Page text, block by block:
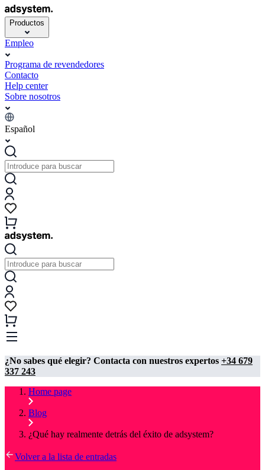
Productos
Empleo
Programa de revendedores
Contacto
Help center
Sobre nosotros
Español
¿No sabes qué elegir? Contacta con nuestros expertos +34 679
337 243
Home page
Blog
¿Qué hay realmente detrás del éxito de adsystem?
Volver a la lista de entradas